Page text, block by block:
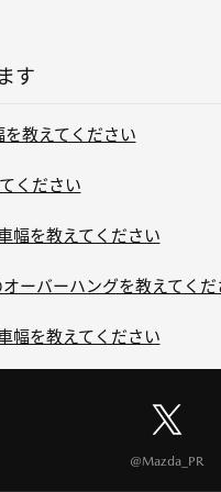
す
教えてください
ください
幅を教えてください
ーバーハングを教えてくだ
幅を教えてください
@Mazda_PR